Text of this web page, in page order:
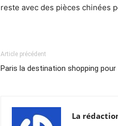
reste avec des pièces chinées
Article précédent
Paris la destination shopping
La